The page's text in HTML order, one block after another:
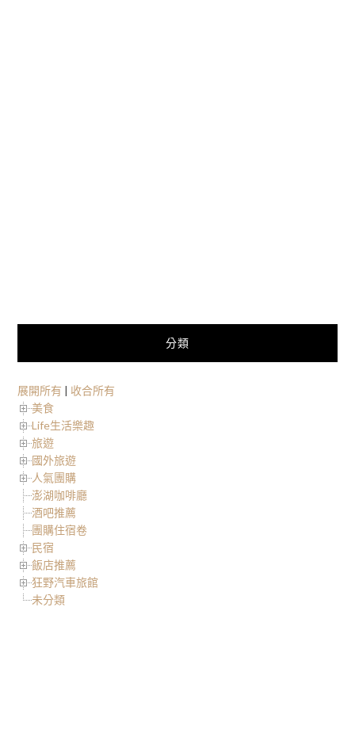
分類
展開所有 | 收合所有
美食
Life生活樂趣
旅遊
國外旅遊
人氣團購
澎湖咖啡廳
酒吧推薦
團購住宿卷
民宿
飯店推薦
狂野汽車旅館
未分類